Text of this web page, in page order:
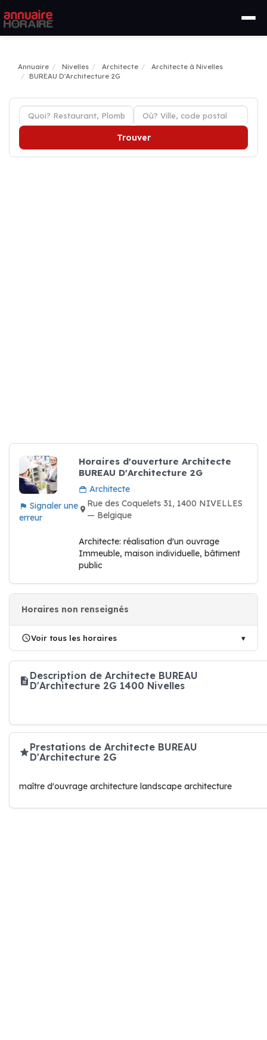
Annuaire Nivelles Architecte
Architecte à Nivelles
BUREAU D'Architecture 2G
Trouver
Signaler une
erreur
Horaires d'ouverture Architecte
BUREAU D'Architecture 2G
Architecte
Rue des Coquelets 31, 1400 NIVELLES
— Belgique
Architecte: réalisation d'un ouvrage
Immeuble, maison individuelle, bâtiment
public
Horaires non renseignés
Voir tous les horaires
Description de Architecte BUREAU
D'Architecture 2G 1400 Nivelles
Prestations de Architecte BUREAU
D'Architecture 2G
maître d'ouvrage architecture landscape architecture